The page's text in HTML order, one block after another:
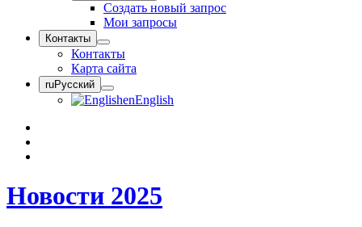
Создать новый запрос
Мои запросы
Контакты
Контакты
Карта сайта
ruРусский
enEnglish
Новости 2025